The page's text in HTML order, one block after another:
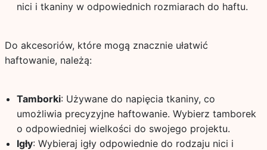
nici i tkaniny w odpowiednich rozmiarach do haftu.
Do akcesoriów, które mogą znacznie ułatwić
haftowanie, należą:
Tamborki: Używane do napięcia tkaniny, co
umożliwia precyzyjne haftowanie. Wybierz tamborek
o odpowiedniej wielkości do swojego projektu.
Igły: Wybieraj igły odpowiednie do rodzaju nici i